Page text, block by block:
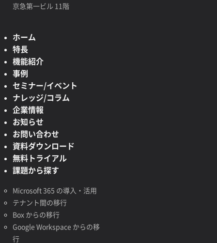
京急第一ビル 11階
ホーム
特長
機能紹介
事例
セミナー/イベント
ナレッジ/コラム
企業情報
お知らせ
お問い合わせ
資料ダウンロード
無料トライアル
課題から探す
Microsoft 365 の導入・活用
テナント間の移行
Box からの移行
Google Workspace からの移
行